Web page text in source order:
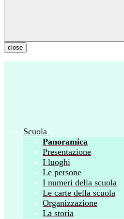
close
Scuola
Panoramica
Presentazione
I luoghi
Le persone
I numeri della scuola
Le carte della scuola
Organizzazione
La storia